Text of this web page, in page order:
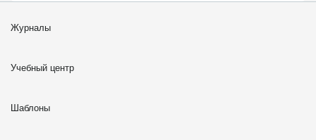
Журналы
Учебный центр
Шаблоны